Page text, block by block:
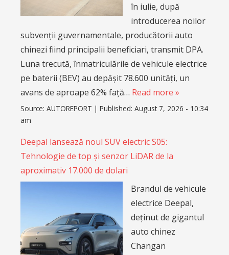
în iulie, după
introducerea noilor
subvenții guvernamentale, producătorii auto
chinezi fiind principalii beneficiari, transmit DPA.
Luna trecută, înmatriculările de vehicule electrice
pe baterii (BEV) au depășit 78.600 unități, un
avans de aproape 62% față… Read more »
Source: AUTOREPORT | Published: August 7, 2026 - 10:34
am
Deepal lansează noul SUV electric S05:
Tehnologie de top și senzor LiDAR de la
aproximativ 17.000 de dolari
Brandul de vehicule
electrice Deepal,
deținut de gigantul
auto chinez
Changan